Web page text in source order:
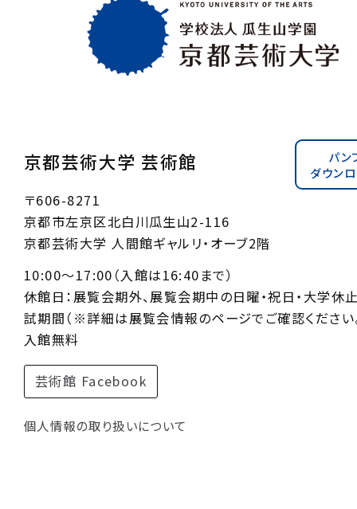
京都芸術大学 芸術館
パン
ダウン
〒606-8271
京都市左京区北白川瓜生山2-116
京都芸術大学 人間館ギャルリ・オーブ2階
10:00〜17:00（入館は16:40まで）
休館日：展覧会期外、展覧会期中の日曜・祝日・大学休
試期間（※詳細は展覧会情報のページでご確認ください
入館無料
芸術館 Facebook
個人情報の取り扱いについて